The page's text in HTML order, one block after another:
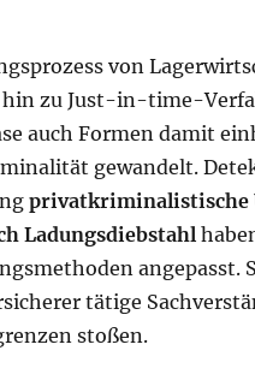
von
zu Just-in-time-
auch Formen damit
gewandelt.
privatkriminalistische
Ladungsdiebstahl
angepasst.
tätige
stoßen.